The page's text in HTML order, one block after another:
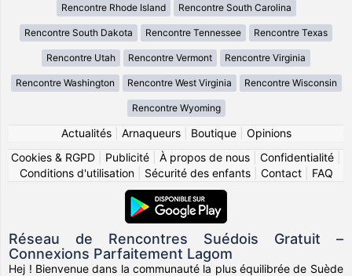
Rencontre Rhode Island Rencontre South Carolina
Rencontre South Dakota Rencontre Tennessee Rencontre Texas
Rencontre Utah Rencontre Vermont Rencontre Virginia
Rencontre Washington Rencontre West Virginia Rencontre Wisconsin
Rencontre Wyoming
Actualités| Arnaqueurs| Boutique| Opinions
Cookies & RGPD
Publicité À propos de nous Confidentialité
Conditions d'utilisation| Sécurité des enfants| Contact| FAQ
Réseau de Rencontres Suédois Gratuit –
Connexions Parfaitement Lagom
Hej ! Bienvenue dans la communauté la plus équilibrée de Suède